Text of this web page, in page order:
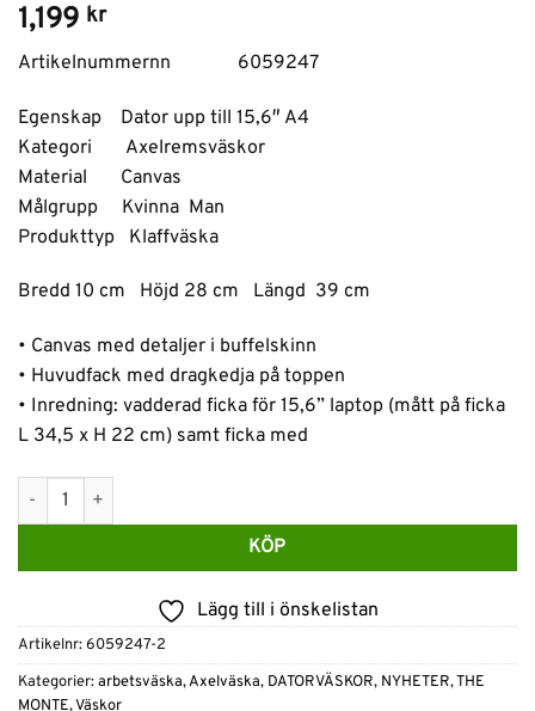
1,199 kr
Artikelnummernn 6059247
Egenskap Dator upp till 15,6″ A4
Kategori Axelremsväskor
Material Canvas
Målgrupp Kvinna Man
Produkttyp Klaffväska
Bredd 10 cm Höjd 28 cm Längd 39 cm
• Canvas med detaljer i buffelskinn
• Huvudfack med dragkedja på toppen
• Inredning: vadderad ficka för 15,6” laptop (mått på ficka
L 34,5 x H 22 cm) samt ficka med
The Monte Datorväska15,6” i canvas och skinn Sand mängd
KÖP
Lägg till i önskelistan
Artikelnr:6059247-2
Kategorier:arbetsväska,Axelväska, DATORVÄSKOR, NYHETER,THE
MONTE,Väskor